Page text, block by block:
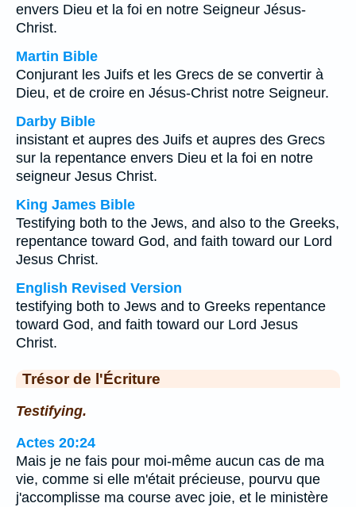
envers Dieu et la foi en notre Seigneur Jésus-
Christ.
Martin Bible
Conjurant les Juifs et les Grecs de se convertir à
Dieu, et de croire en Jésus-Christ notre Seigneur.
Darby Bible
insistant et aupres des Juifs et aupres des Grecs
sur la repentance envers Dieu et la foi en notre
seigneur Jesus Christ.
King James Bible
Testifying both to the Jews, and also to the Greeks,
repentance toward God, and faith toward our Lord
Jesus Christ.
English Revised Version
testifying both to Jews and to Greeks repentance
toward God, and faith toward our Lord Jesus
Christ.
Trésor de l'Écriture
Testifying.
Actes 20:24
Mais je ne fais pour moi-même aucun cas de ma
vie, comme si elle m'était précieuse, pourvu que
j'accomplisse ma course avec joie, et le ministère